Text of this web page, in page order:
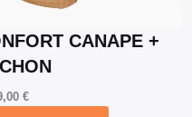
CANAPE +
€